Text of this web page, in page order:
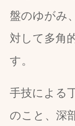
盤のゆがみ
対して多角
す。
手技による
のこと、深